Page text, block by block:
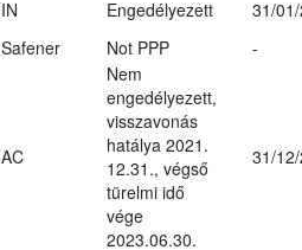
IN Engedélyezett
31/
Safener Not PPP -
AC
Nem
engedélyezett,
visszavonás
hatálya 2021.
12.31., végső
türelmi idő
vége
2023.06.30.
31/